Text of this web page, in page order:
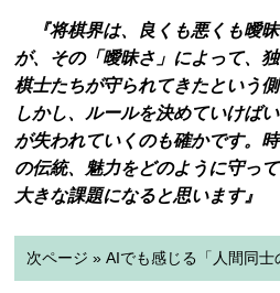
『将棋界は、良くも悪くも曖
が、その「曖昧さ」によって、
棋士たちが守られてきたという
しかし、ルールを決めていけば
が失われていくのも確かです。
の伝統、魅力をどのように守っ
大きな課題になると思います』
次ページ » AIでも感じる「人間同士